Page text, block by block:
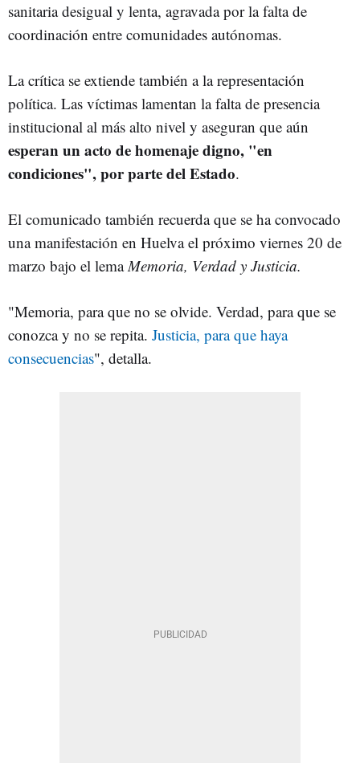
sanitaria desigual y lenta, agravada por la falta de
coordinación entre comunidades autónomas.
La crítica se extiende también a la representación
política. Las víctimas lamentan la falta de presencia
institucional al más alto nivel y aseguran que aún
esperan un acto de homenaje digno, "en
condiciones", por parte del Estado.
El comunicado también recuerda que se ha convocado
una manifestación en Huelva el próximo viernes 20 de
marzo bajo el lema Memoria, Verdad y Justicia.
"Memoria, para que no se olvide. Verdad, para que se
conozca y no se repita. Justicia, para que haya
consecuencias", detalla.